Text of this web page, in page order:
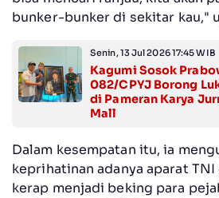
bunker-bunker di sekitar kau,"
Senin, 13 Jul 2026 17:45 WIB
Kagumi Sosok
082/CPYJ Borong
di Pameran Karya
Mall
Dalam kesempatan itu, ia
keprihatinan adanya aparat TNI
kerap menjadi beking para